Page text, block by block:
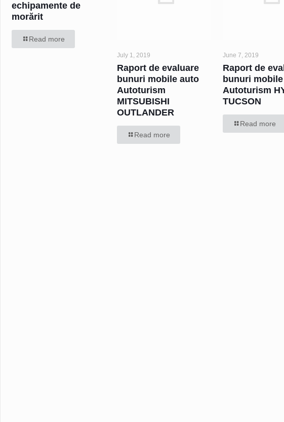
echipamente de
morărit
Read more
July 1, 2019
Raport de evaluare
bunuri mobile auto
Autoturism
MITSUBISHI
OUTLANDER
Read more
June 7, 2019
Raport de
bunuri
Autoturism
TUCSON
Read more